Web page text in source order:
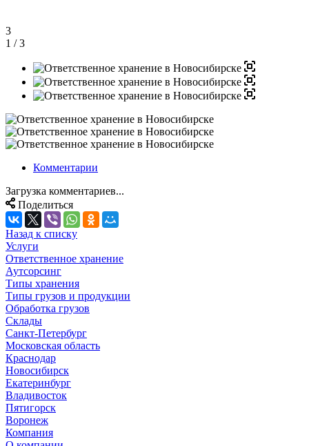
3
1 / 3
Комментарии
Загрузка комментариев...
Поделиться
Назад к списку
Услуги
Ответственное хранение
Аутсорсинг
Типы хранения
Типы грузов и продукции
Обработка грузов
Склады
Санкт-Петербург
Московская область
Краснодар
Новосибирск
Екатеринбург
Владивосток
Пятигорск
Воронеж
Компания